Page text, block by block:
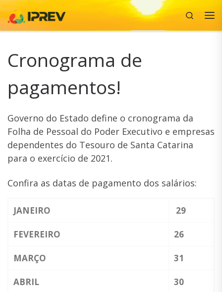
Skip to content
Search
Cronograma de
pagamentos!
Governo do Estado define o cronograma da
Folha de Pessoal do Poder Executivo e empresas
dependentes do Tesouro de Santa Catarina
para o exercício de 2021.
Confira as datas de pagamento dos salários:
JANEIRO 29
FEVEREIRO 26
MARÇO 31
ABRIL 30